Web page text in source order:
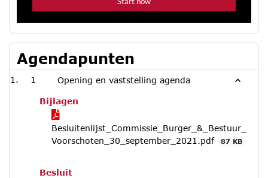
Agendapunten
1 Opening en vaststelling agenda
Bijlagen
Besluitenlijst_Commissie_Burger_&_Bestuur_
Voorschoten_30_september_2021.pdf
87 KB
Besluit